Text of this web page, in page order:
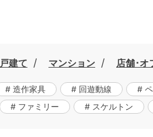
戸建て マンション 店舗･オ
# 造作家具 # 回遊動線 #
# ファミリー # スケルトン